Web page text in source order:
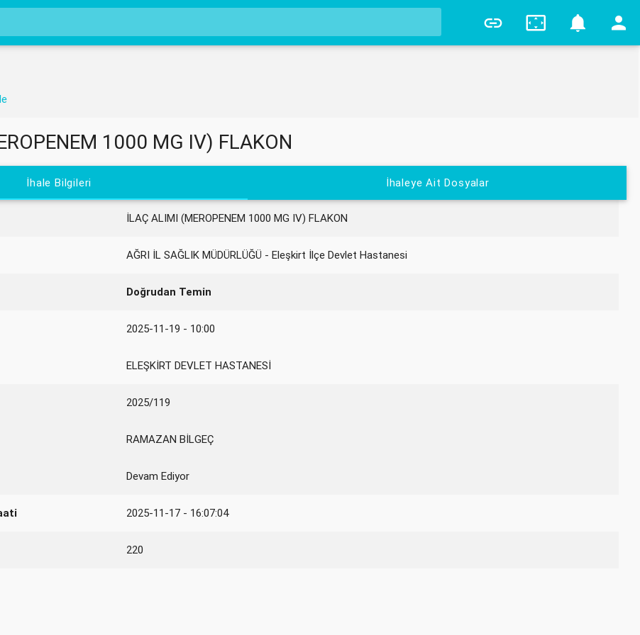
1000 MG IV) FLAKON
İhale Bilgileri İhaleye Ait Dosyalar
İLAÇ ALIMI (MEROPENEM 1000 MG IV) FLAKON
AĞRI İL SAĞLIK MÜDÜRLÜĞÜ - Eleşkirt İlçe Devlet Hastanesi
Doğrudan Temin
2025-11-19 - 10:00
ELEŞKİRT DEVLET HASTANESİ
2025/119
RAMAZAN BİLGEÇ
Devam Ediyor
2025-11-17 - 16:07:04
220